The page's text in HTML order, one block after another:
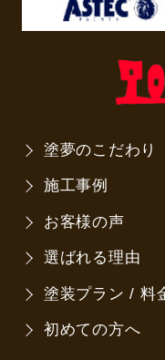
塗夢のこだわり
施工事例
お客様の声
選ばれる理由
塗装プラン / 料
初めての方へ